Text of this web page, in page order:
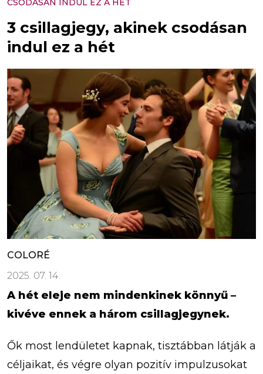
CSODÁSAN INDUL EZ A HÉT
3 csillagjegy, akinek csodásan
indul ez a hét
COLORÉ
2025. 07. 14.
A hét eleje nem mindenkinek könnyű –
kivéve ennek a három csillagjegynek.
Ők most lendületet kapnak, tisztábban látják a
céljaikat, és végre olyan pozitív impulzusokat